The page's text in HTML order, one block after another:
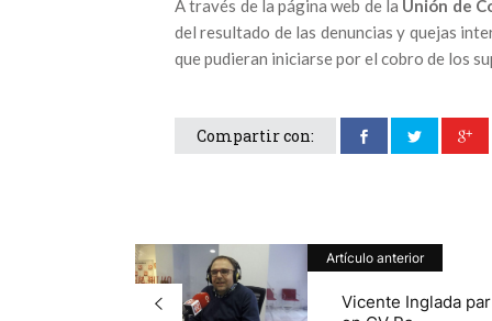
A través de la página web de la Unión de
del resultado de las denuncias y quejas
que pudieran iniciarse por el cobro de los
Compartir con:
Artículo anterior
Vicente Inglada